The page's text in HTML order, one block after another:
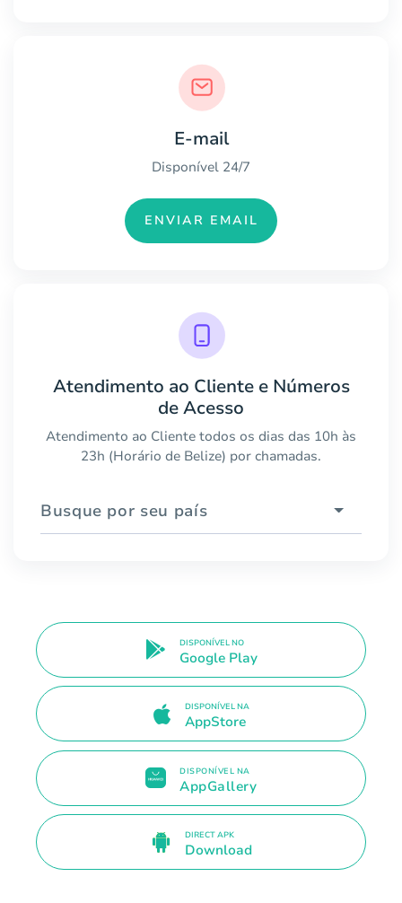
E-mail
Disponível 24/7
ENVIAR EMAIL
Atendimento ao Cliente e Números
de Acesso
Atendimento ao Cliente todos os dias das 10h às
23h (Horário de Belize) por chamadas.
Busque por seu país
DISPONÍVEL NO
Google Play
DISPONÍVEL NA
AppStore
DISPONÍVEL NA
AppGallery
DIRECT APK
Download